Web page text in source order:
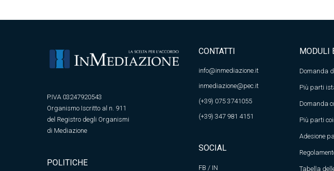
P.IVA 03247920543
Organismo Iscritto al n. 911
del Registro degli Organismi
di Mediazione
POLITICHE
CONTATTI
info@inmediazione.it
inmediazione@pec.it
(+39) 075 3741055
(+39) 347 981 4151
SOCIAL
FB / IN
MODULI
Domanda
Più parti
Domanda
Più parti
Adesione
Tabella